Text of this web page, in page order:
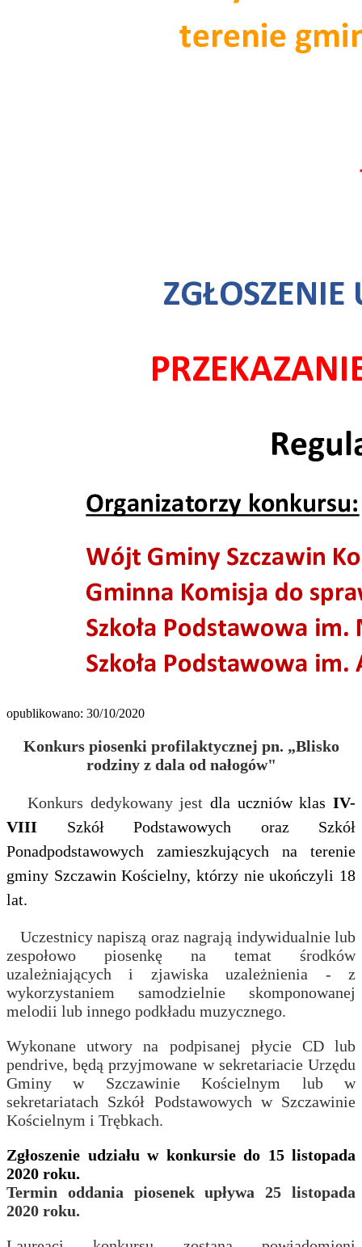
opublikowano: 30/10/2020
Konkurs piosenki profilaktycznej pn. „Blisko
rodziny z dala od nałogów"
Konkurs dedykowany jest dla uczniów klas IV-
VIII Szkół Podstawowych oraz Szkół
Ponadpodstawowych zamieszkujących na terenie
gminy Szczawin Kościelny, którzy nie ukończyli 18
lat.
Uczestnicy napiszą oraz nagrają indywidualnie lub
zespołowo piosenkę na temat środków
uzależniających i zjawiska uzależnienia - z
wykorzystaniem samodzielnie skomponowanej
melodii lub innego podkładu muzycznego.
Wykonane utwory na podpisanej płycie CD lub
pendrive, będą przyjmowane w sekretariacie Urzędu
Gminy w Szczawinie Kościelnym lub w
sekretariatach Szkół Podstawowych w Szczawinie
Kościelnym i Trębkach.
Zgłoszenie udziału w konkursie do 15 listopada
2020 roku.
Termin oddania piosenek upływa 25 listopada
2020 roku.